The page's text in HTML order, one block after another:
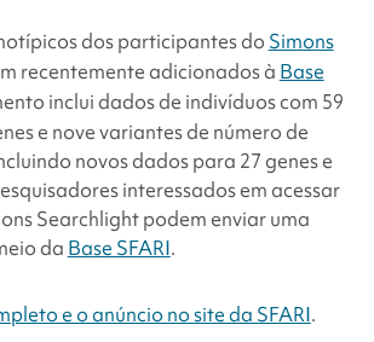
dos participantes do Simons
recentemente adicionados à Base
inclui dados de indivíduos com 59
e nove variantes de número de
novos dados para 27 genes e
interessados em acessar
Searchlightpodem enviar uma
da Base SFARI.
e o anúncio no site da SFARI.